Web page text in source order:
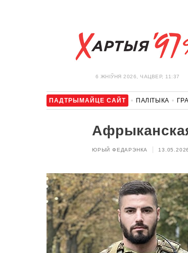
6 ЖНIЎНЯ 2026, ЧАЦВЕР, 11:37
ПАДТРЫМАЙЦЕ САЙТ ПАЛІТЫКА
ЮРЫЙ ФЕДАРЭНКА